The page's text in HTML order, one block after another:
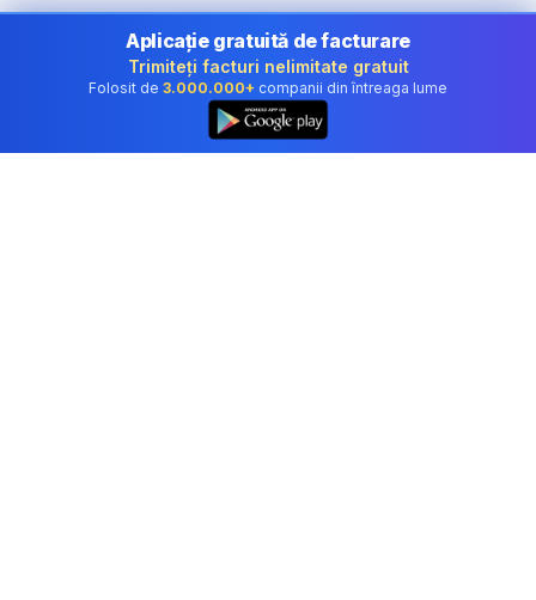
Aplicație gratuită de facturare
Trimiteți facturi nelimitate gratuit
Folosit de 3.000.000+ companii din întreaga lume